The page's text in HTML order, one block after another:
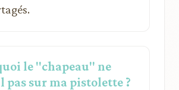
le "chapeau" ne
pas sur ma pistolette ?